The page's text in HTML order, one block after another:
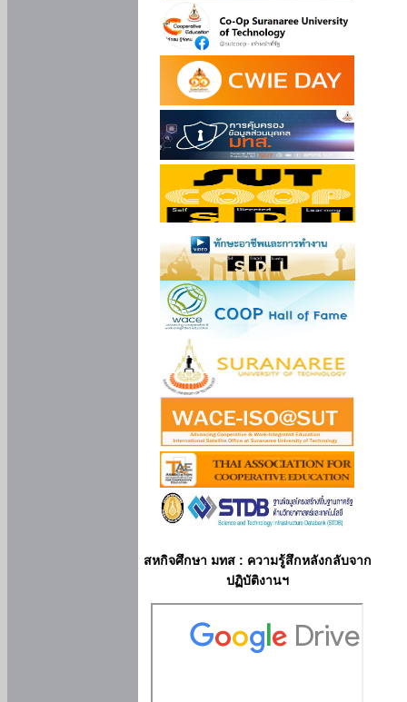
สหกิจศึกษา มทส : ความรู้สึกหลังกลับจาก
ปฏิบัติงานฯ